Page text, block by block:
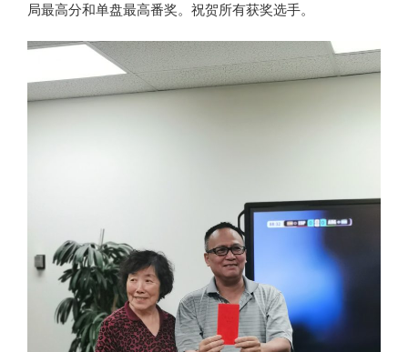
局最高分和单盘最高番奖。祝贺所有获奖选手。